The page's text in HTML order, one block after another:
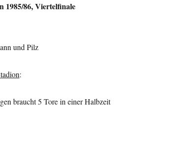
1985/86, Viertelfinale
und Pilz
:
braucht 5 Tore in einer Halbzeit